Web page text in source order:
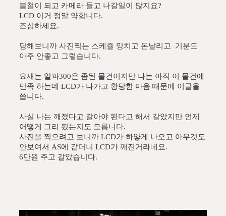
봄철이 되고 카메라 들고 나갈일이 많지요?
LCD 이거 정말 약합니다.
조심하세요.
당해보니까 사진찍는 스케쥴 망치고 돈날리고 기분도
아주 안좋고 그렇습니다.
요새는 알파300은 좀된 물건이지만 나는 아직 이 물건에
만족 하는데 LCD가 나가고 황당한 마음 때문에 이글을
씁니다.
사실 나는 깨젔다고 갈아야 된다고 해서 갈았지만 언제
어떻게 그리 됬는지도 모릅니다.
사진을 찍으려고 보니까 LCD가 하얗게 나오고 아무것도
안보여서 AS에 같더니 LCD가 깨진거라네요.
6만원 주고 갈았습니다.